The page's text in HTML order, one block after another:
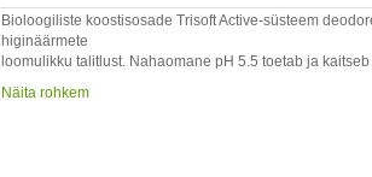
Bioloogiliste koostisosade Trisoft Active-süsteem
higinäärmete
loomulikku talitlust. Nahaomane pH 5.5 toetab ja
depilatsiooni. Eriti hästi sobib tundlikule nahale.
Näita rohkem